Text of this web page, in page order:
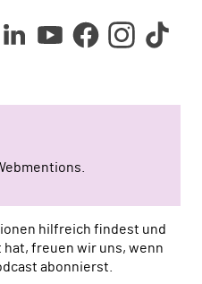
hilfreich findest und
hat, freuen wir uns, wenn
abonnierst.